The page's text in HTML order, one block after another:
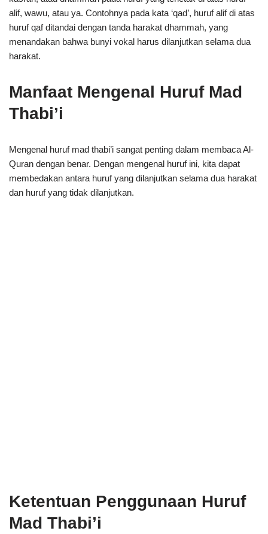
alif, wawu, atau ya. Contohnya pada kata ‘qad’, huruf alif di atas
huruf qaf ditandai dengan tanda harakat dhammah, yang
menandakan bahwa bunyi vokal harus dilanjutkan selama dua
harakat.
Manfaat Mengenal Huruf Mad
Thabi’i
Mengenal huruf mad thabi’i sangat penting dalam membaca Al-
Quran dengan benar. Dengan mengenal huruf ini, kita dapat
membedakan antara huruf yang dilanjutkan selama dua harakat
dan huruf yang tidak dilanjutkan.
Ketentuan Penggunaan Huruf
Mad Thabi’i